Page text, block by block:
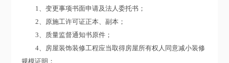
1、变更事项书面申请及法人委托书；
2、原施工许可证正本、副本；
3、质量监督通知书原件；
4、房屋装饰装修工程应当取得房屋所有权人同意减小装修
规模证明；